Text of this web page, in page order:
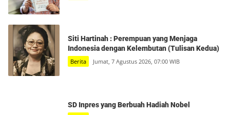
Siti Hartinah : Perempuan yang Menjaga
Indonesia dengan Kelembutan (Tulisan Kedua)
Berita Jumat, 7 Agustus 2026, 07:00 WIB
SD Inpres yang Berbuah Hadiah Nobel